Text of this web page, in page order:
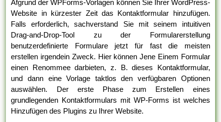
Afgrund der WPForms-Vorlagen können Sie Ihrer WordPress-
Website in kürzester Zeit das Kontaktformular hinzufügen.
Falls erforderlich, sachverstand Sie mit seinem intuitiven
Drag-and-Drop-Tool zu der Formularerstellung
benutzerdefinierte Formulare jetzt für fast die meisten
erstellen irgendein Zweck. Hier können Jene Einem Formular
einen Renommee darbieten, z. B. dieses Kontaktformular,
und dann eine Vorlage taktlos den verfügbaren Optionen
auswählen. Der erste Phase zum Erstellen eines
grundlegenden Kontaktformulars mit WP-Forms ist welches
Hinzufügen des Plugins zu Ihrer Website.